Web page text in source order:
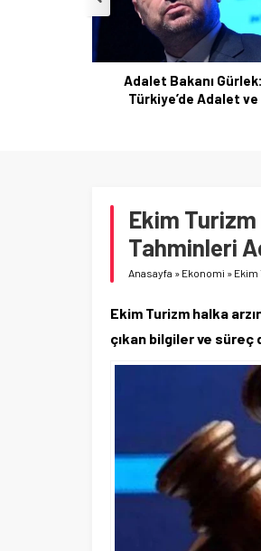
İstanbul’da Bakanlar
Ekim Turizm
Tahminleri
Anasayfa » Ekonomi » Ekim
Ekim Turizm halka
çıkan bilgiler ve süreç